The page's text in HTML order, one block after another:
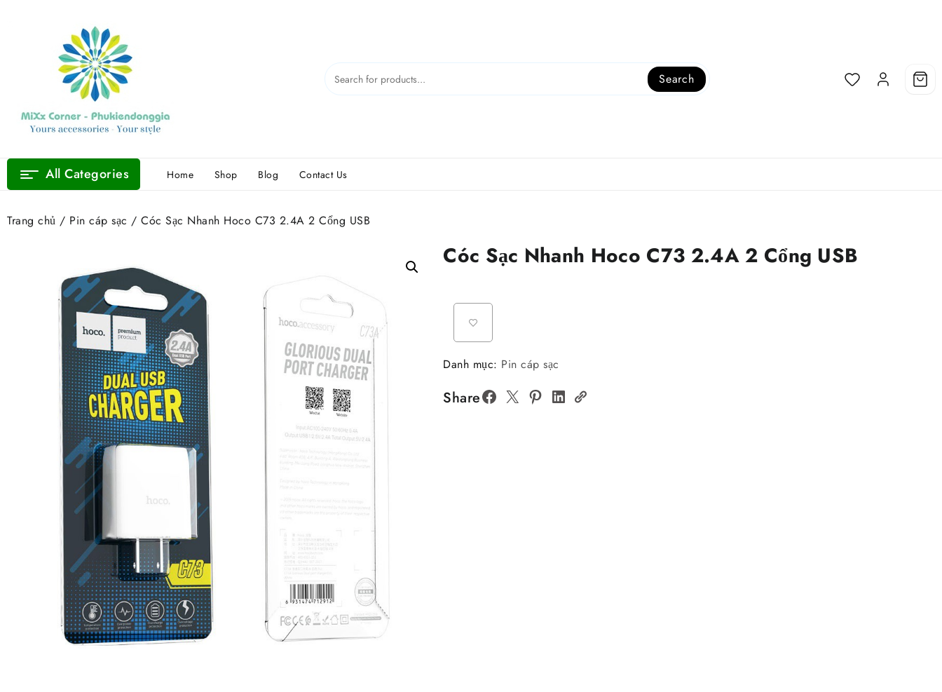
Search
All Categories Home Shop Blog Contact Us
Trang chủ / Pin cáp sạc / Cóc Sạc Nhanh Hoco C73 2.4A 2 Cổng USB
Cóc Sạc Nhanh Hoco C73 2.4A 2 Cổng USB
Danh mục: Pin cáp sạc
Share